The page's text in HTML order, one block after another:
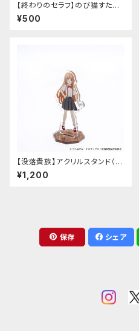
【終わりのセラフ】のび猫すたん
だっぷ
¥500
【没落貴族】アクリルスタンド（少
女ラードーン）
¥1,200
保存 シェア